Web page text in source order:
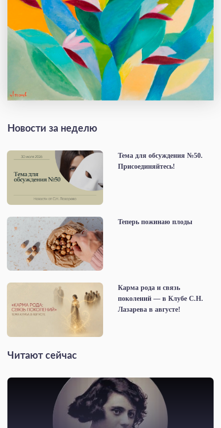
Новости за неделю
Тема для обсуждения №50.
Присоединяйтесь!
Теперь пожинаю плоды
Карма рода и связь
поколений — в Клубе С.Н.
Лазарева в августе!
Читают сейчас